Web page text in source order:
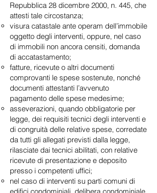
Repubblica 28 dicembre 2000, n. 445, che
attesti tale circostanza;
visura catastale ante operam dell’immobile
oggetto degli interventi, oppure, nel caso
di immobili non ancora censiti, domanda
di accatastamento;
fatture, ricevute o altri documenti
comprovanti le spese sostenute, nonché
documenti attestanti l’avvenuto
pagamento delle spese medesime;
asseverazioni, quando obbligatorie per
legge, dei requisiti tecnici degli interventi e
di congruità delle relative spese, corredate
da tutti gli allegati previsti dalla legge,
rilasciate dai tecnici abilitati, con relative
ricevute di presentazione e deposito
presso i competenti uffici;
nel caso di interventi su parti comuni di